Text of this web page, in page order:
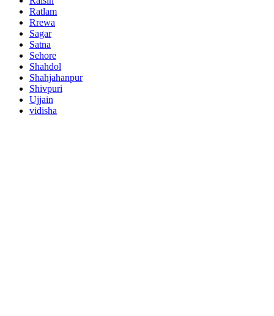
Ratlam
Rrewa
Sagar
Satna
Sehore
Shahdol
Shahjahanpur
Shivpuri
Ujjain
vidisha